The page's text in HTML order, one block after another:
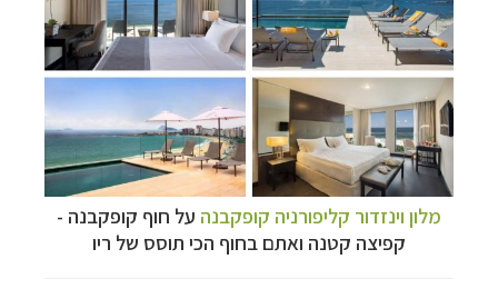
מלון וינזדור קליפורניה קופקבנה על חוף קופקבנה -
קפיצה קטנה ואתם בחוף הכי תוסס של ריו